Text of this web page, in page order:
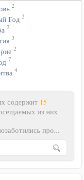
2
Год 2
2
3
2
7
4
содержит 15
из них
про...